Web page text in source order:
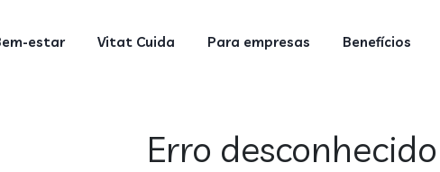
estar Vitat Cuida Para empresas Benefícios
Erro desconhecido